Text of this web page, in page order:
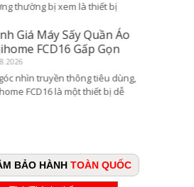
Trên Điều Hòa Di Động Fujihome
2026
05.08.2026
Trong bối cảnh người tiêu dùng ngày càng
quan tâm đến chất lượng môi